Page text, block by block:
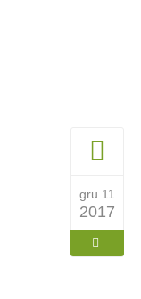
gru 11
2017